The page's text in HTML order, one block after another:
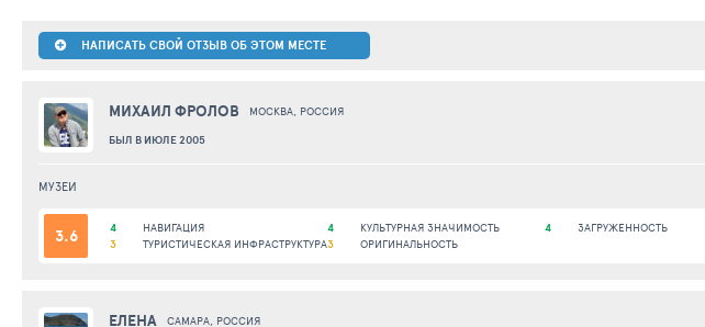
НАПИСАТЬ СВОЙ ОТЗЫВ ОБ ЭТОМ МЕСТЕ
МИХАИЛ ФРОЛОВ МОСКВА, РОССИЯ
БЫЛ В ИЮЛЕ 2005
МУЗЕИ
3.6 4 НАВИГАЦИЯ 4 КУЛЬТУРНАЯ ЗНАЧИМОСТЬ 4 ЗАГРУЖЕННОСТЬ
3 ТУРИСТИЧЕСКАЯ ИНФРАСТРУКТУРА3 ОРИГИНАЛЬНОСТЬ
ЕЛЕНА САМАРА, РОССИЯ